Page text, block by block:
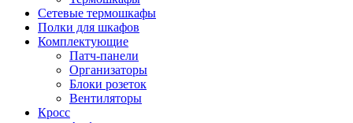
Сетевые термошкафы
Полки для шкафов
Комплектующие
Патч-панели
Организаторы
Блоки розеток
Вентиляторы
Кросс